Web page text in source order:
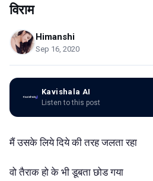
विराम
Himanshi
Sep 16, 2020
Kavishala AI
Listen to this post
मैं उसके लिये दिये की तरह जलता रहा
वो तैराक हो के भी डूबता छोड गया